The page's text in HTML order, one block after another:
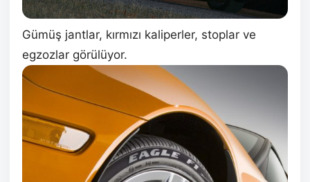
Gümüş jantlar, kırmızı kaliperler, stoplar ve
egzozlar görülüyor.